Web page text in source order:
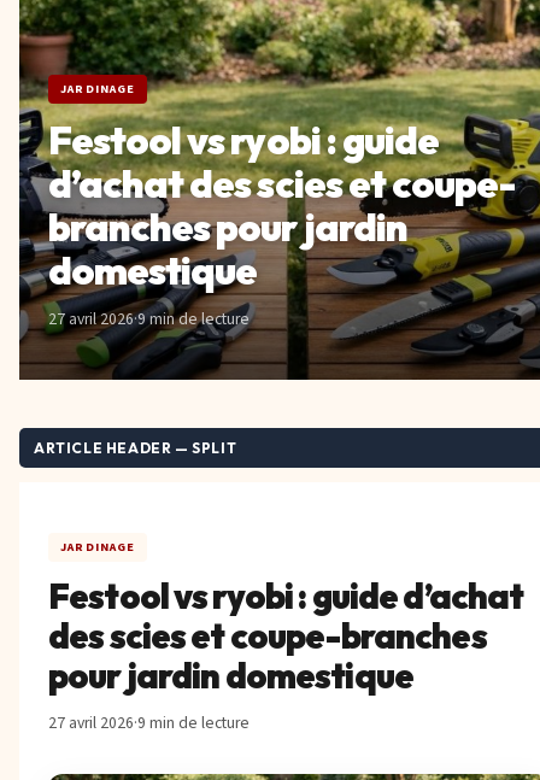
JARDINAGE
Festool vs ryobi : guide
d’achat des scies et coupe-
branches pour jardin
domestique
27 avril 2026·9 min de lecture
ARTICLE HEADER — SPLIT
JARDINAGE
Festool vs ryobi : guide d’achat
des scies et coupe-branches
pour jardin domestique
27 avril 2026·9 min de lecture